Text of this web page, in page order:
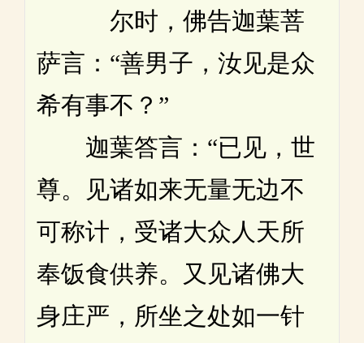
尔时，佛告迦葉菩
萨言：“善男子，汝见是众
希有事不？”
迦葉答言：“已见，世
尊。见诸如来无量无边不
可称计，受诸大众人天所
奉饭食供养。又见诸佛大
身庄严，所坐之处如一针